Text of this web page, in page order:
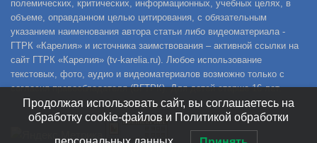
полемических, критических, информационных, учебных целях, в
объеме, оправданном целью цитирования, с обязательным
указанием наименования автора статьи либо видеоматериала -
ГТРК «Карелия» и источника заимствования – активной ссылки на
сайт ГТРК «Карелия» (tv-karelia.ru). Любое использование
текстовых, фото, аудио и видеоматериалов возможно только с
согласия правообладателя (ВГТРК). Для детей старше 16 лет.
Продолжая использовать сайт, вы соглашаетесь на
обработку cookie-файлов и Политикой обработки